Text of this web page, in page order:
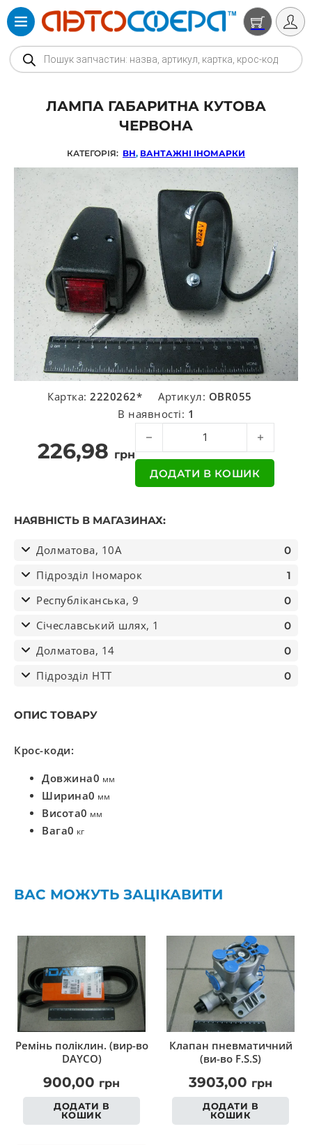
Products search
ЛАМПА ГАБАРИТНА КУТОВА
ЧЕРВОНА
КАТЕГОРІЯ: BH, ВАНТАЖНІ ІНОМАРКИ
Картка: 2220262* Артикул: OBR055
В наявності: 1
226,98 грн
Лампа габаритна кутова червона
ДОДАТИ В КОШИК
НАЯВНІСТЬ В МАГАЗИНАХ:
Долматова, 10А 0
Підрозділ Іномарок 1
Республіканська, 9 0
Січеславський шлях, 1 0
Долматова, 14 0
Підрозділ НТТ 0
ОПИС ТОВАРУ
Крос-коди:
Довжина0 мм
Ширина0 мм
Висота0 мм
Вага0 кг
ВАС МОЖУТЬ ЗАЦІКАВИТИ
Ремінь поліклин. (вир-во
DAYCO)
900,00 грн
ДОДАТИ В
КОШИК
Клапан пневматичний
(ви-во F.S.S)
3903,00 грн
ДОДАТИ В
КОШИК